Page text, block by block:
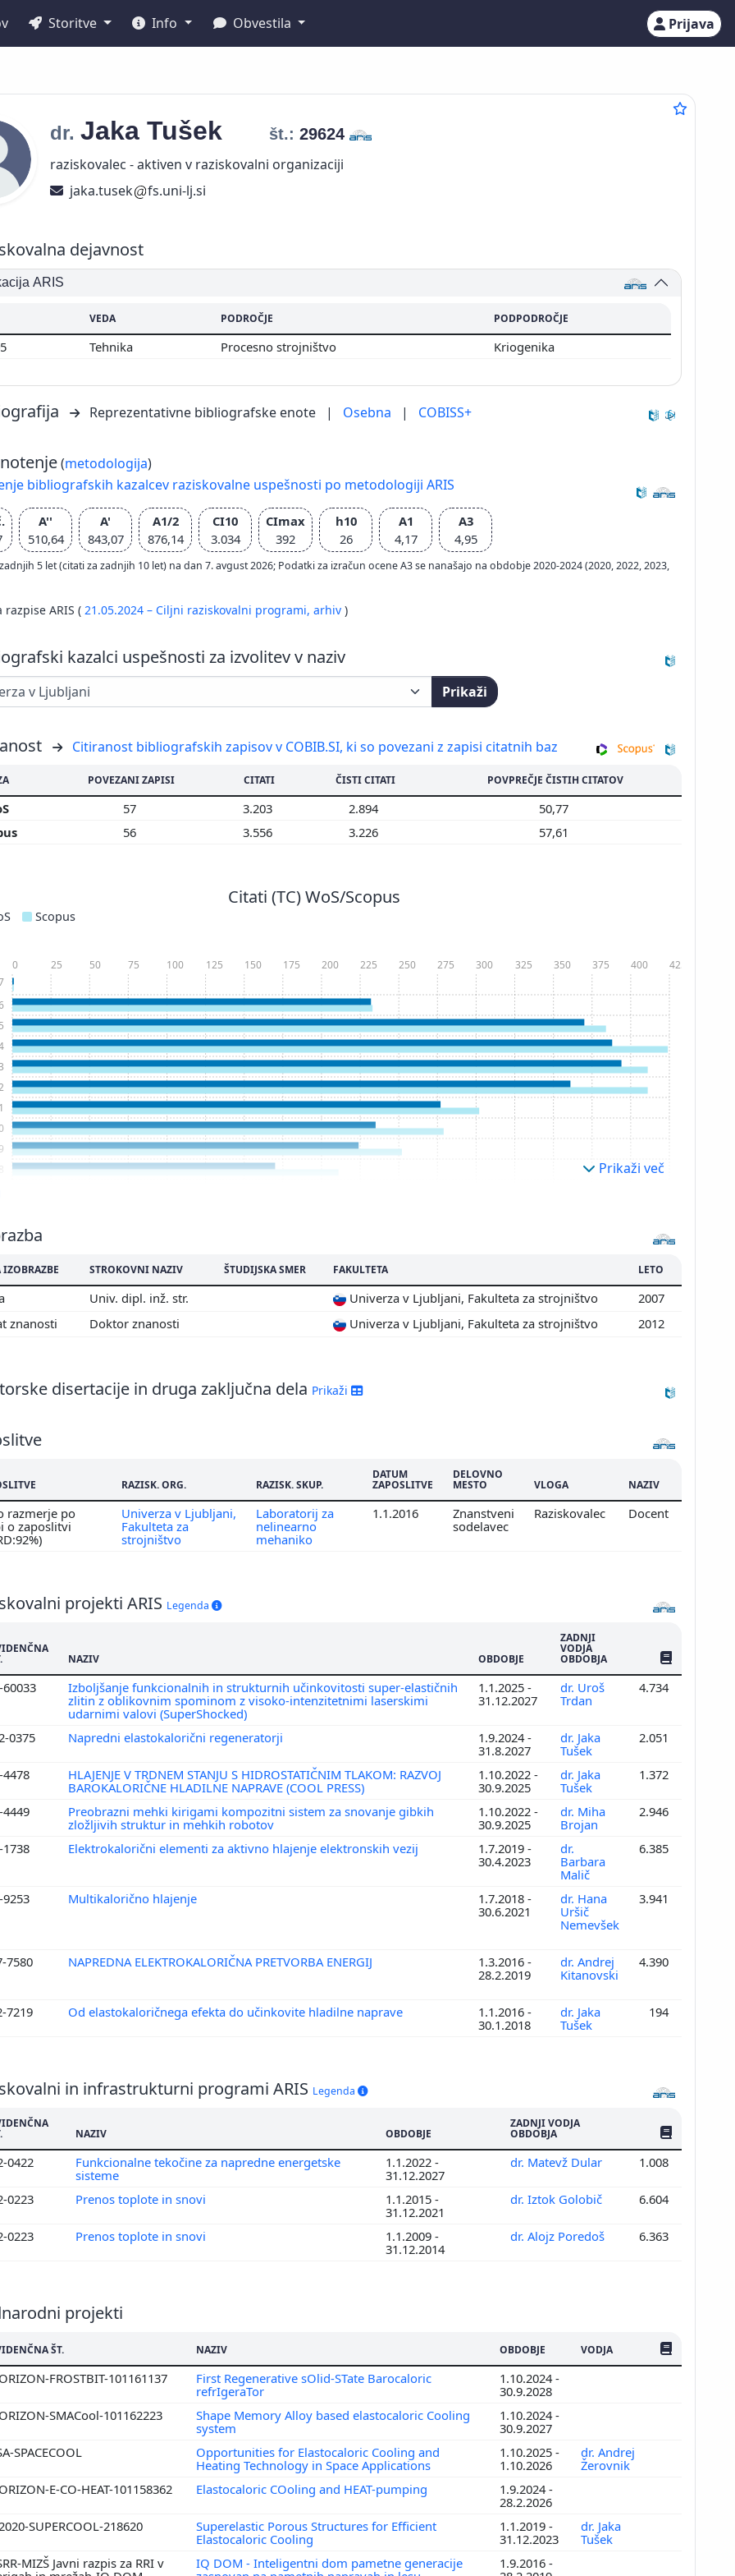
Storitve Info Obvestila Prijava
dr. Jaka Tušek št.: 29624
raziskovalec - aktiven v raziskovalni organizaciji
jaka.tusek
fs.uni-lj.si
dejavnost
ARIS
VEDA PODROČJE PODPODROČJE
Tehnika Procesno strojništvo Kriogenika
Reprezentativne bibliografske enote | Osebna | COBISS+
(metodologija)
bibliografskih kazalcev raziskovalne uspešnosti po metodologiji ARIS
A''
510,64
A'
843,07
A1/2
876,14
CI10
3.034
CImax
392
h10
26
A1
4,17
A3
4,95
5 let (citati za zadnjih 10 let) na dan 7. avgust 2026; Podatki za izračun ocene A3 se nanašajo na obdobje 2020-2024 (2020, 2022, 2023,
razpise ARIS ( 21.05.2024 – Ciljni raziskovalni programi, arhiv )
kazalci uspešnosti za izvolitev v naziv
Prikaži
Citiranost bibliografskih zapisov v COBIB.SI, ki so povezani z zapisi citatnih baz
POVEZANI ZAPISI CITATI ČISTI CITATI POVPREČJE ČISTIH CITATOV
57 3.203 2.894
50,77
56 3.556 3.226 57,61
Citati (TC) WoS/Scopus
Scopus
0 25 50 75 100 125 150 175 200 225 250 275 300 325 350 375 400 425
Prikaži več
IZOBRAZBE STROKOVNI NAZIV ŠTUDIJSKA SMER FAKULTETA LETO
Univ. dipl. inž. str. Univerza v Ljubljani, Fakulteta za strojništvo
2007
znanosti
Doktor znanosti Univerza v Ljubljani, Fakulteta za strojništvo 2012
disertacije in druga zaključna dela Prikaži
RAZISK. ORG. RAZISK. SKUP.
DATUM
ZAPOSLITVE
DELOVNO
MESTO VLOGA NAZIV
razmerje po
o zaposlitvi
Univerza v Ljubljani,
Fakulteta za
strojništvo
Laboratorij za
nelinearno
mehaniko
1.1.2016
Znanstveni
sodelavec
Raziskovalec Docent
projekti ARIS Legenda
NAZIV OBDOBJE
ZADNJI
VODJA
OBDOBJA ŠTEV.
60033
Izboljšanje funkcionalnih in strukturnih učinkovitosti super-elastičnih
zlitin z oblikovnim spominom z visoko-intenzitetnimi laserskimi
udarnimi valovi (SuperShocked)
1.1.2025 -
31.12.2027
dr. Uroš
Trdan
4.734
0375 Napredni elastokalorični regeneratorji
1.9.2024 -
31.8.2027
dr. Jaka
Tušek
2.051
4478
HLAJENJE V TRDNEM STANJU S HIDROSTATIČNIM TLAKOM: RAZVOJ
BAROKALORIČNE HLADILNE NAPRAVE (COOL PRESS)
1.10.2022 -
30.9.2025
dr. Jaka
Tušek
1.372
4449
Preobrazni mehki kirigami kompozitni sistem za snovanje gibkih
zložljivih struktur in mehkih robotov
1.10.2022 -
30.9.2025
dr. Miha
Brojan
2.946
1738 Elektrokalorični elementi za aktivno hlajenje elektronskih vezij
1.7.2019 -
30.4.2023
dr.
Barbara
Malič
6.385
9253 Multikalorično hlajenje
1.7.2018 -
30.6.2021
dr. Hana
Uršič
Nemevšek
3.941
7580 NAPREDNA ELEKTROKALORIČNA PRETVORBA ENERGIJ
1.3.2016 -
28.2.2019
dr. Andrej
Kitanovski
4.390
7219 Od elastokaloričnega efekta do učinkovite hladilne naprave
1.1.2016 -
30.1.2018
dr. Jaka
Tušek
194
in infrastrukturni programi ARIS Legenda
NAZIV OBDOBJE
ZADNJI VODJA
OBDOBJA ŠTEV.
0422
Funkcionalne tekočine za napredne energetske
sisteme
1.1.2022 -
31.12.2027
dr. Matevž Dular 1.008
0223 Prenos toplote in snovi
1.1.2015 -
31.12.2021
dr. Iztok Golobič 6.604
0223 Prenos toplote in snovi
1.1.2009 -
31.12.2014
dr. Alojz Poredoš 6.363
projekti
ŠT. NAZIV OBDOBJE VODJA ŠTEV.
FROSTBIT-101161137
First Regenerative sOlid-STate Barocaloric
refrIgeraTor
1.10.2024 -
30.9.2028
SMACool-101162223
Shape Memory Alloy based elastocaloric Cooling
system
1.10.2024 -
30.9.2027
SPACECOOL
Opportunities for Elastocaloric Cooling and
Heating Technology in Space Applications
1.10.2025 -
1.10.2026
dr. Andrej
Žerovnik
E-CO-HEAT-101158362 Elastocaloric COoling and HEAT-pumping
1.9.2024 -
28.2.2026
SUPERCOOL-218620
Superelastic Porous Structures for Efficient
Elastocaloric Cooling
1.1.2019 -
31.12.2023
dr. Jaka
Tušek
MIZŠ Javni razpis za RRI v
IQ DOM - Inteligentni dom pametne generacije
1.9.2016 -